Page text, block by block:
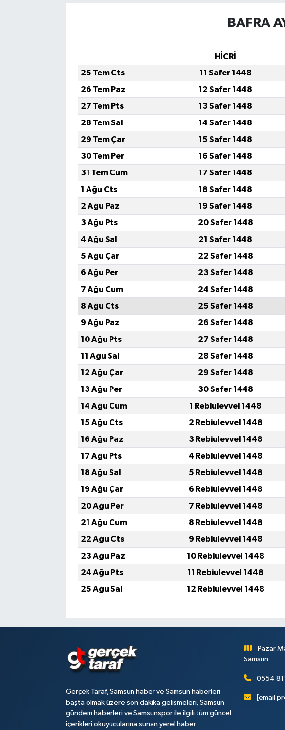
BAFRA
HİCRİ
25 Tem Cts
11 Safer 1448
26 Tem Paz
12 Safer 1448
27 Tem Pts
13 Safer 1448
28 Tem Sal
14 Safer 1448
29 Tem Çar
15 Safer 1448
30 Tem Per
16 Safer 1448
31 Tem Cum
17 Safer 1448
1 Ağu Cts
18 Safer 1448
2 Ağu Paz
19 Safer 1448
3 Ağu Pts
20 Safer 1448
4 Ağu Sal
21 Safer 1448
5 Ağu Çar
22 Safer 1448
6 Ağu Per
23 Safer 1448
7 Ağu Cum
24 Safer 1448
8 Ağu Cts
25 Safer 1448
9 Ağu Paz
26 Safer 1448
10 Ağu Pts
27 Safer 1448
11 Ağu Sal
28 Safer 1448
12 Ağu Çar
29 Safer 1448
13 Ağu Per
30 Safer 1448
14 Ağu Cum
1 Rebiulevvel 1448
15 Ağu Cts
2 Rebiulevvel 1448
16 Ağu Paz
3 Rebiulevvel 1448
17 Ağu Pts
4 Rebiulevvel 1448
18 Ağu Sal
5 Rebiulevvel 1448
19 Ağu Çar
6 Rebiulevvel 1448
20 Ağu Per
7 Rebiulevvel 1448
21 Ağu Cum
8 Rebiulevvel 1448
22 Ağu Cts
9 Rebiulevvel 1448
23 Ağu Paz
10 Rebiulevvel 1448
24 Ağu Pts
11 Rebiulevvel 1448
25 Ağu Sal
12 Rebiulevvel 1448
Gerçek Taraf, Samsun haber ve Samsun haberleri
başta olmak üzere son dakika gelişmeleri, Samsun
gündem haberleri ve Samsunspor ile ilgili tüm güncel
içerikleri okuyucularına sunan yerel haber
Pazar
Samsun
0554
[email